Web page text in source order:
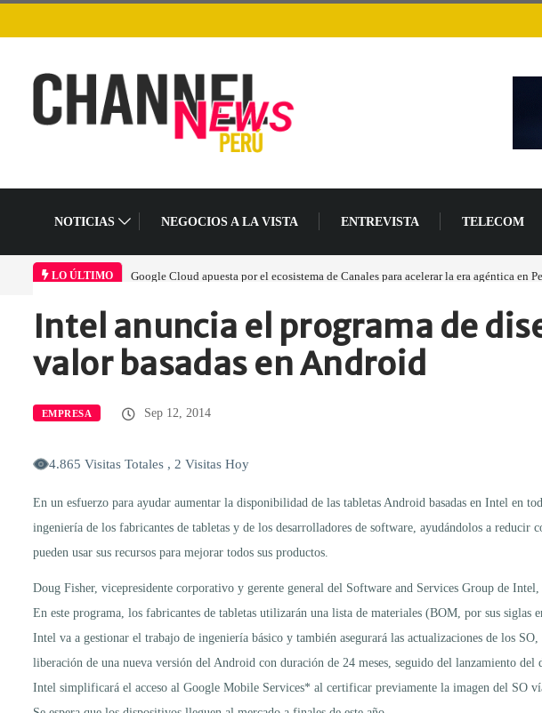
NOTICIAS NEGOCIOS A LA VISTA ENTREVISTA TELECOM
LO ÚLTIMO Google Cloud apuesta por el ecosistema de Canales para acelerar la era agéntica en
Home Empresa Intel anuncia el…
Intel anuncia el programa de
valor basadas en Android
EMPRESA Sep 12, 2014
4.865 Visitas Totales , 2 Visitas Hoy
En un esfuerzo para ayudar aumentar la disponibilidad de las tabletas Android basadas en Intel en
ingeniería de los fabricantes de tabletas y de los desarrolladores de software, ayudándolos a
pueden usar sus recursos para mejorar todos sus productos.
Doug Fisher, vicepresidente corporativo y gerente general del Software and Services Group de
En este programa, los fabricantes de tabletas utilizarán una lista de materiales (BOM, por sus
Intel va a gestionar el trabajo de ingeniería básico y también asegurará las actualizaciones de los
liberación de una nueva versión del Android con duración de 24 meses, seguido del lanzamiento del
Intel simplificará el acceso al Google Mobile Services* al certificar previamente la imagen del SO